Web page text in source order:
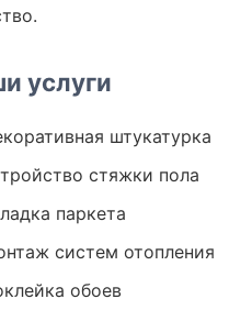
услуги
штукатурка
стяжки пола
паркета
систем отопления
обоев